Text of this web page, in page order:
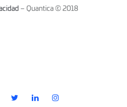
– Quantica © 2018